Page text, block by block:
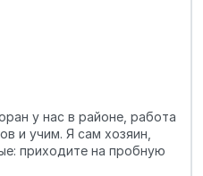
у нас в районе, работа
и учим. Я сам хозяин,
приходите на пробную